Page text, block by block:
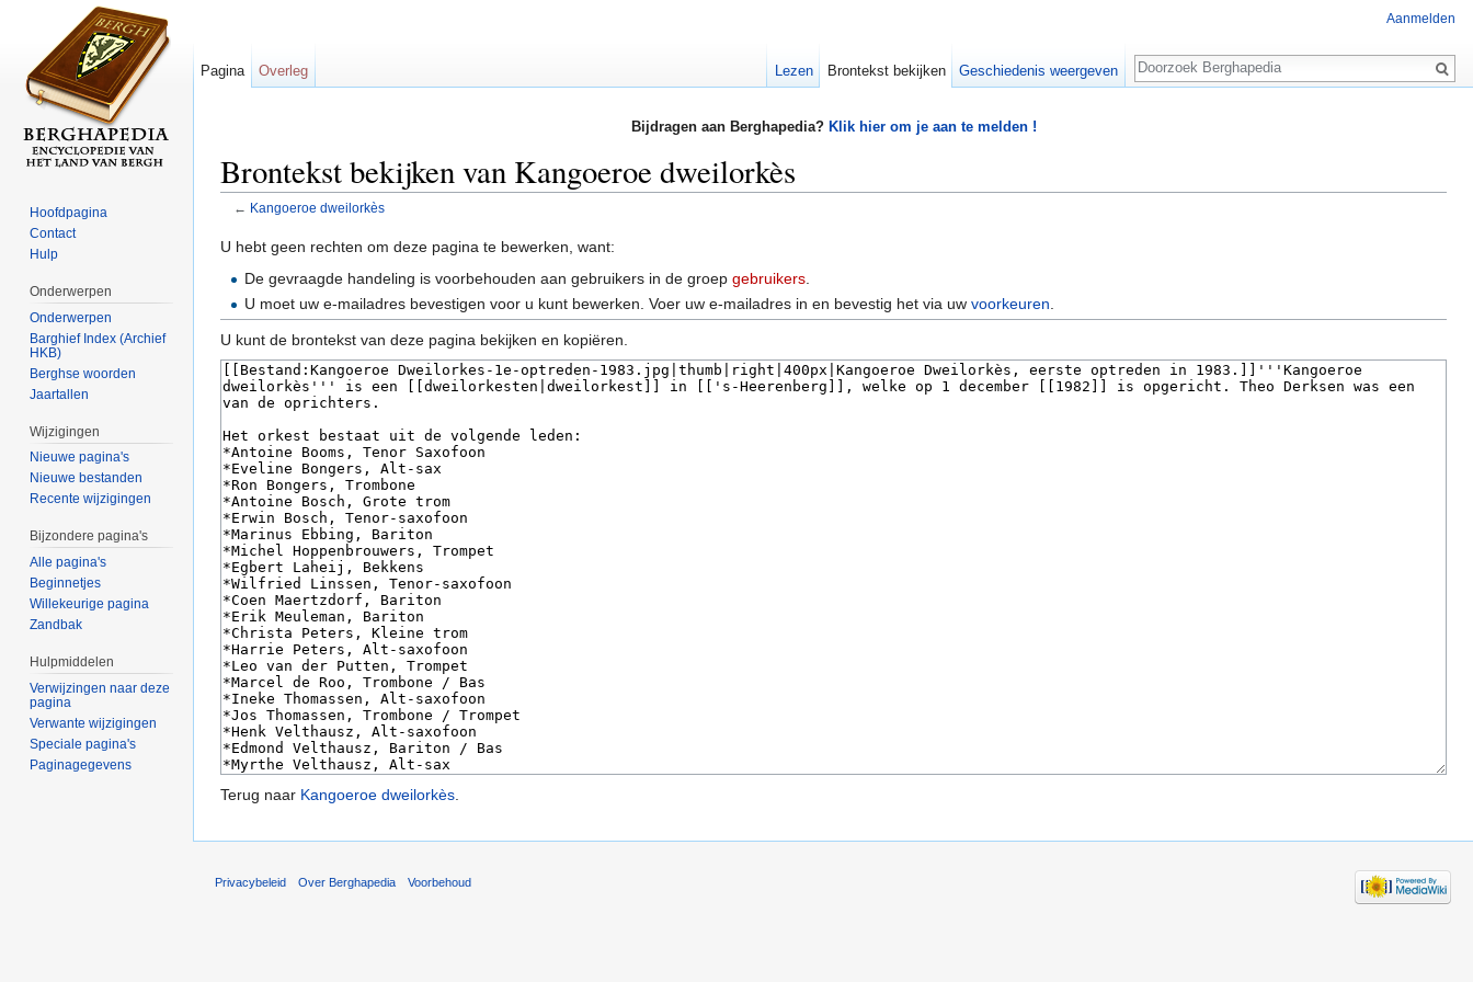
Bijdragen aan Berghapedia? Klik hier om je aan te melden !
Brontekst bekijken van Kangoeroe dweilorkès
← Kangoeroe dweilorkès
U hebt geen rechten om deze pagina te bewerken, want:
De gevraagde handeling is voorbehouden aan gebruikers in de groepgebruikers
U moet uw e-mailadres bevestigen voor u kunt bewerken. Voer uw e-mailadres in en bevestig het via uwvoorkeuren
U kunt de brontekst van deze pagina bekijken en kopiëren.
Terug naar Kangoeroe dweilorkès.
Aanmelden
Pagina Overleg Lezen Brontekst bekijken Geschiedenis weergeven
Zoeken
Hoofdpagina
Contact
Hulp
Onderwerpen
Onderwerpen
Barghief Index (Archief
HKB)
Berghse woorden
Jaartallen
Wijzigingen
Nieuwe pagina's
Nieuwe bestanden
Recente wijzigingen
Bijzondere pagina's
Alle pagina's
Beginnetjes
Willekeurige pagina
Zandbak
Hulpmiddelen
Verwijzingen naar deze
pagina
Verwante wijzigingen
Speciale pagina's
Paginagegevens
Privacybeleid Over Berghapedia Voorbehoud